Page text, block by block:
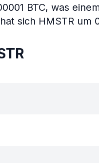
BTC, was
sich HMSTR um